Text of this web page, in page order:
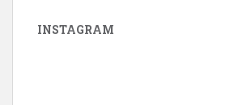
INSTAGRAM